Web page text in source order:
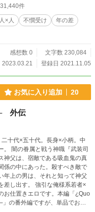
ください！ ※★が頭についてい
ょいエロ。 感想、絶賛
件
×人 不憫受け
年の差
感想数 0
文字数 230,084
2023.03.21
登録日 2021.11.05
お気に入り追加 20
外伝
十代×五十代。長身×小柄。中
。 闇の眷属と戦う神職『武装司
神父は、宿敵である吸血鬼の真
係の中にあった。殺すべき敵で
年上の男は、それと知って神父
差し出す。 強引な俺様系若者×
お仕置きエロです。本編「¿Quo
の番外編ですが、単品でお読